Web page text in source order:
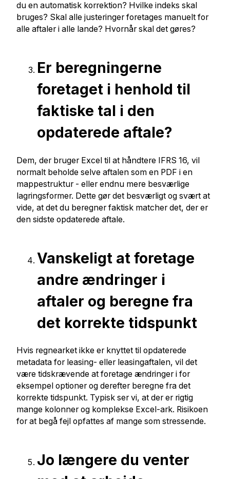
du en automatisk korrektion? Hvilke indeks skal
bruges? Skal alle justeringer foretages manuelt for
alle aftaler i alle lande? Hvornår skal det gøres?
Er beregningerne
foretaget i henhold til
faktiske tal i den
opdaterede aftale?
Dem, der bruger Excel til at håndtere IFRS 16, vil
normalt beholde selve aftalen som en PDF i en
mappestruktur - eller endnu mere besværlige
lagringsformer. Dette gør det besværligt og svært at
vide, at det du beregner faktisk matcher det, der er
den sidste opdaterede aftale.
Vanskeligt at foretage
andre ændringer i
aftaler og beregne fra
det korrekte tidspunkt
Hvis regnearket ikke er knyttet til opdaterede
metadata for leasing- eller leasingaftalen, vil det
være tidskrævende at foretage ændringer i for
eksempel optioner og derefter beregne fra det
korrekte tidspunkt. Typisk ser vi, at der er rigtig
mange kolonner og komplekse Excel-ark. Risikoen
for at begå fejl opfattes af mange som stressende.
Jo længere du venter